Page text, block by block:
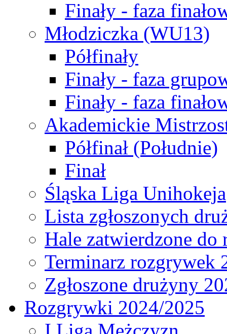
Finały - faza
Młodziczka (WU13)
Półfinały
Finały - faza
Finały - faza
Akademickie
Półfinał (Południe)
Finał
Śląska Liga Unihokeja
Lista zgłoszonych
Hale zatwierdzone do
Terminarz rozgrywek
Zgłoszone drużyny
Rozgrywki 2024/2025